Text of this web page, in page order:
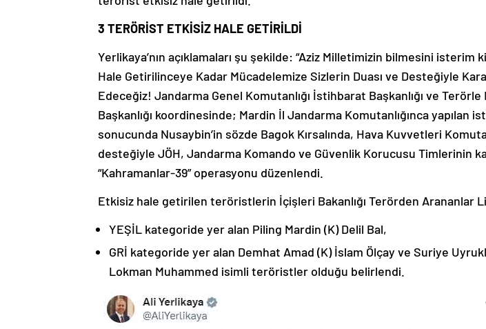
3 TERÖRİST ETKİSİZ HALE GETİRİLDİ
Yerlikaya’nın açıklamaları şu şekilde: “Aziz Milletimizin bilmesini
Hale Getirilinceye Kadar Mücadelemize Sizlerin Duası ve Desteğiyle
Edeceğiz! Jandarma Genel Komutanlığı İstihbarat Başkanlığı ve Terörle
Başkanlığı koordinesinde; Mardin İl Jandarma Komutanlığınca yapılan
sonucunda Nusaybin’in sözde Bagok Kırsalında, Hava Kuvvetleri
desteğiyle JÖH, Jandarma Komando ve Güvenlik Korucusu Timlerinin
“Kahramanlar-39” operasyonu düzenlendi.
Etkisiz hale getirilen teröristlerin İçişleri Bakanlığı Terörden Arananlar
YEŞİL kategoride yer alan Piling Mardin (K) Delil Bal,
GRİ kategoride yer alan Demhat Amad (K) İslam Ölçay ve Suriye
Lokman Muhammed isimli teröristler olduğu belirlendi.